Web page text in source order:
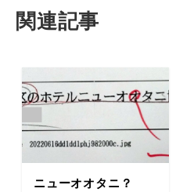
関連記事
ニューオオタニ？